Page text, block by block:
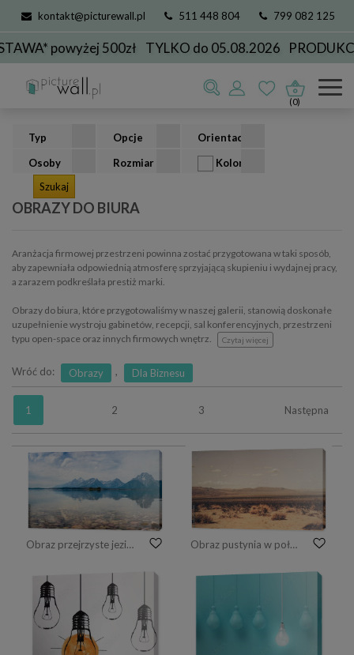
kontakt@picturewall.pl 511 448 804 799 082 125
powyżej 500zł TYLKO do 05.08.2026 PRODUKCJA
(0)
Obrazy Dla Biznesu
Typ Opcje
Orientacja
Osoby
Rozmiar Kolor
OBRAZY DO BIURA
Aranżacja firmowej przestrzeni powinna zostać przygotowana w taki sposób,
aby zapewniała odpowiednią atmosferę sprzyjającą skupieniu i wydajnej pracy,
a zarazem podkreślała prestiż marki.
Obrazy do biura, które przygotowaliśmy w naszej galerii, stanowią doskonałe
uzupełnienie wystroju gabinetów, recepcji, sal konferencyjnych, przestrzeni
typu open-space oraz innych firmowych wnętrz.
Czytaj więcej
Wróć do: Obrazy , Dla Biznesu
1 2 3 Następna
Obraz przejrzyste jezioro z wysokimi górami w tle Obraz pustynia w południowej Kalifornii